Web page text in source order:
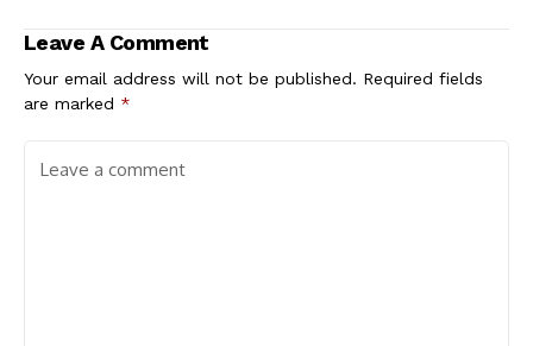
Leave A Comment
Your email address will not be published. Required fields
are marked *